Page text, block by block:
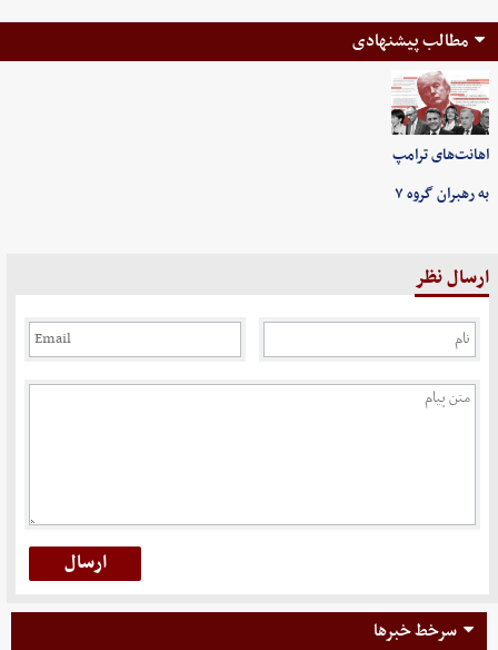
مطالب پیشنهادی
اهانت‌های ترامپ
به رهبران گروه ۷
ارسال نظر
سرخط خبرها